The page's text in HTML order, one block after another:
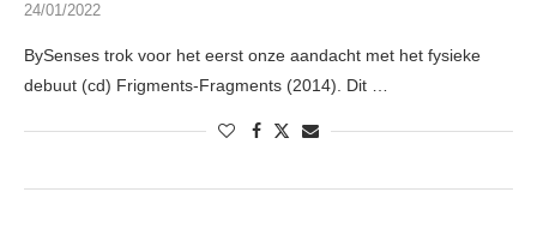
24/01/2022
BySenses trok voor het eerst onze aandacht met het fysieke
debuut (cd) Frigments-Fragments (2014). Dit …